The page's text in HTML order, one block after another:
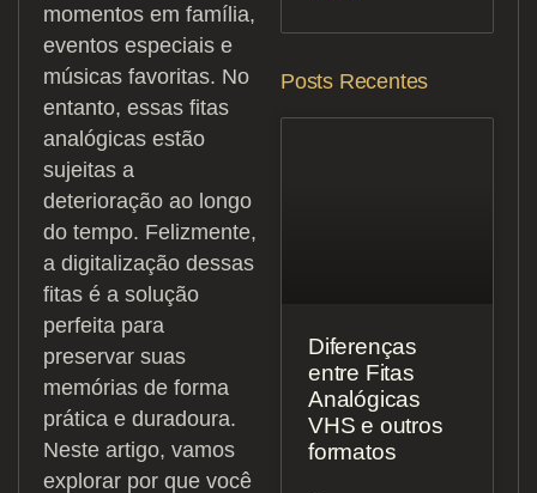
momentos em família,
eventos especiais e
músicas favoritas. No
entanto, essas fitas
analógicas estão
sujeitas a
deterioração ao longo
do tempo. Felizmente,
a digitalização dessas
fitas é a solução
perfeita para
preservar suas
memórias de forma
prática e duradoura.
Neste artigo, vamos
explorar por que você
Posts Recentes
Diferenças
entre Fitas
Analógicas
VHS e outros
formatos